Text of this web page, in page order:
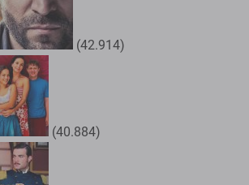
(42.914)
(40.884)